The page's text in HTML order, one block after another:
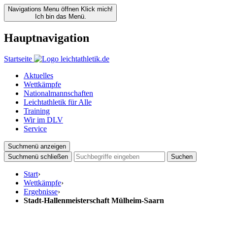
Navigations Menu öffnen Klick mich!
Ich bin das Menü.
Hauptnavigation
Startseite
Aktuelles
Wettkämpfe
Nationalmannschaften
Leichtathletik für Alle
Training
Wir im DLV
Service
Suchmenü anzeigen
Suchmenü schließen
Suchen
Start›
Wettkämpfe›
Ergebnisse›
Stadt-Hallenmeisterschaft Mülheim-Saarn